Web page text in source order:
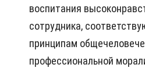
воспитания
сотрудника,
принципам
профессиональной